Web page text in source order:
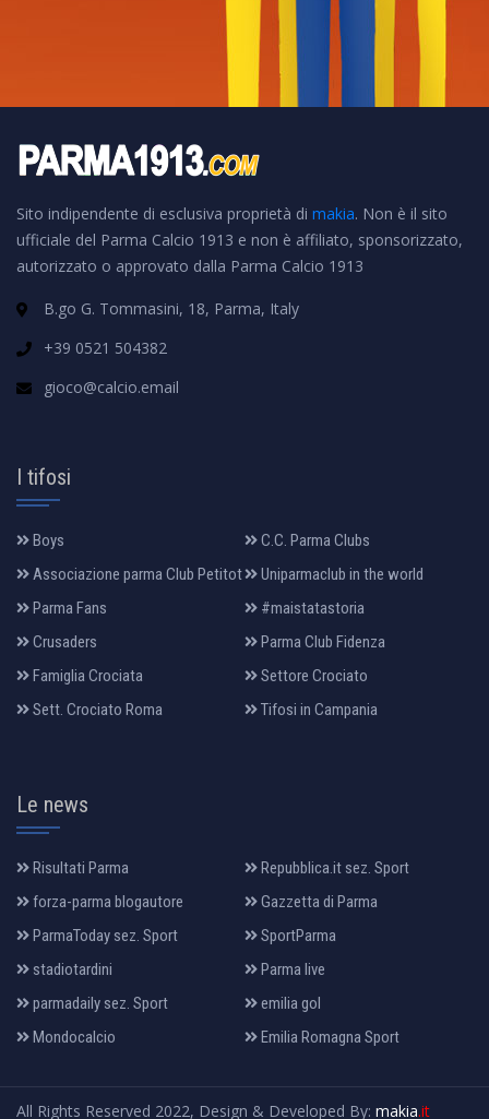
Sito indipendente di esclusiva proprietà di makia. Non è il sito
ufficiale del Parma Calcio 1913 e non è affiliato, sponsorizzato,
autorizzato o approvato dalla Parma Calcio 1913
B.go G. Tommasini, 18, Parma, Italy
+39 0521 504382
gioco@calcio.email
I tifosi
Boys
C.C. Parma Clubs
Associazione parma Club Petitot
Uniparmaclub in the world
Parma Fans
#maistatastoria
Crusaders
Parma Club Fidenza
Famiglia Crociata
Settore Crociato
Sett. Crociato Roma
Tifosi in Campania
Le news
Risultati Parma
Repubblica.it sez. Sport
forza-parma blogautore
Gazzetta di Parma
ParmaToday sez. Sport
SportParma
stadiotardini
Parma live
parmadaily sez. Sport
emilia gol
Mondocalcio
Emilia Romagna Sport
All Rights Reserved 2022, Design & Developed By: makia.it